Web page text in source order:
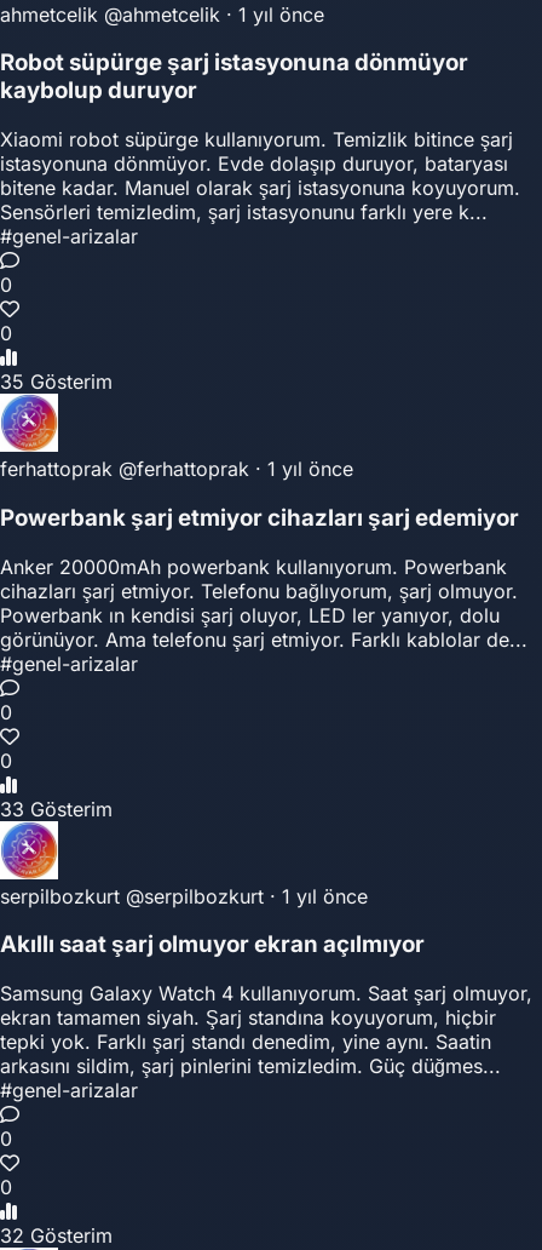
ahmetcelik @ahmetcelik · 1 yıl önce
Robot süpürge şarj istasyonuna dönmüyor
kaybolup duruyor
Xiaomi robot süpürge kullanıyorum. Temizlik bitince şarj
istasyonuna dönmüyor. Evde dolaşıp duruyor, bataryası
bitene kadar. Manuel olarak şarj istasyonuna koyuyorum.
Sensörleri temizledim, şarj istasyonunu farklı yere k...
#genel-arizalar
0
0
35 Gösterim
ferhattoprak @ferhattoprak · 1 yıl önce
Powerbank şarj etmiyor cihazları şarj edemiyor
Anker 20000mAh powerbank kullanıyorum. Powerbank
cihazları şarj etmiyor. Telefonu bağlıyorum, şarj olmuyor.
Powerbank ın kendisi şarj oluyor, LED ler yanıyor, dolu
görünüyor. Ama telefonu şarj etmiyor. Farklı kablolar de...
#genel-arizalar
0
0
33 Gösterim
serpilbozkurt @serpilbozkurt · 1 yıl önce
Akıllı saat şarj olmuyor ekran açılmıyor
Samsung Galaxy Watch 4 kullanıyorum. Saat şarj olmuyor,
ekran tamamen siyah. Şarj standına koyuyorum, hiçbir
tepki yok. Farklı şarj standı denedim, yine aynı. Saatin
arkasını sildim, şarj pinlerini temizledim. Güç düğmes...
#genel-arizalar
0
0
32 Gösterim